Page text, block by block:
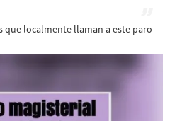
que localmente llaman a este paro